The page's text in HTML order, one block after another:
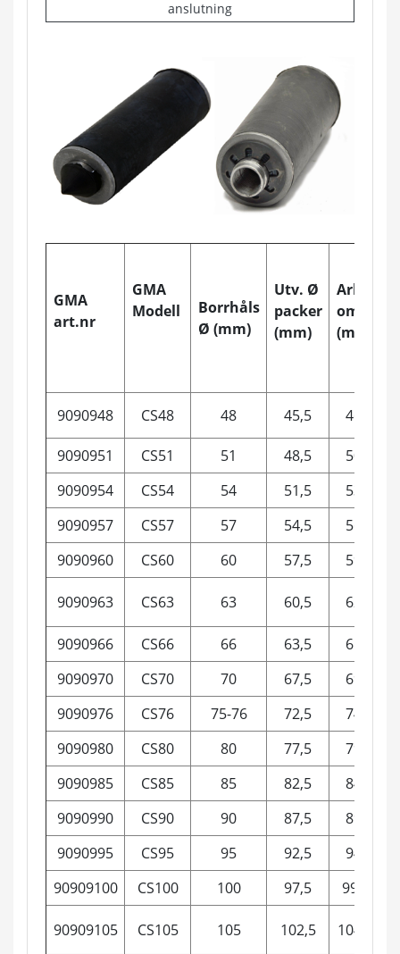
anslutning
GMA
art.nr
GMA
Modell
Borrhåls
Ø (mm)
Utv. Ø
packer
(mm)
Arb.
område
(mm)
9090948 CS48 48 45,5 46-50
9090951 CS51 51 48,5
50-53
9090954
CS54 54 51,5
53-56
9090957
CS57 57 54,5
56-59
9090960
CS60 60 57,5 59-62
9090963 CS63 63 60,5 62-65
9090966 CS66 66 63,5
65-69
9090970
CS70 70 67,5
69-75
9090976
CS76 75-76 72,5
74-79
9090980
CS80 80 77,5
79-84
9090985
CS85 85 82,5
84-89
9090990
CS90 90 87,5
89-94
9090995
CS95 95 92,5
94-99
90909100
CS100 100 97,5 99-104
90909105 CS105 105 102,5 104-109